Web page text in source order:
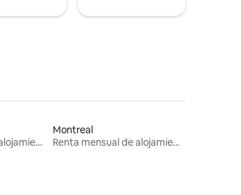
Renta mensual de alojamientos
Montreal
Renta mensual de alojamientos